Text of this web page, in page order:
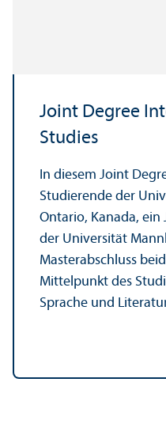
Joint Degree
Studies
In diesem Joint
Studierende der
Ontario, Kanada, ein
der Universität
Master­abschluss
Mittelpunkt des
Sprache und